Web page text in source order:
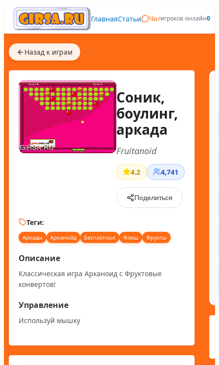
ГлавнаяСтатьи Чатигроков онлайн0
Назад к играм
Соник,
боулинг,
аркада
Fruitanoid
4.2 4,741
Поделиться
Теги:
Аркады Арканойд Бесплатные Флеш Фрукты
Описание
Классическая игра Арканоид с Фруктовые
конвертов!
Управление
Используй мышку